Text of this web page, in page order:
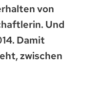
von
Und
Damit
zwischen